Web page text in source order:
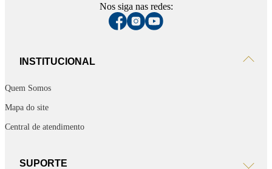
Nos siga nas redes:
INSTITUCIONAL
Quem Somos
Mapa do site
Central de atendimento
SUPORTE